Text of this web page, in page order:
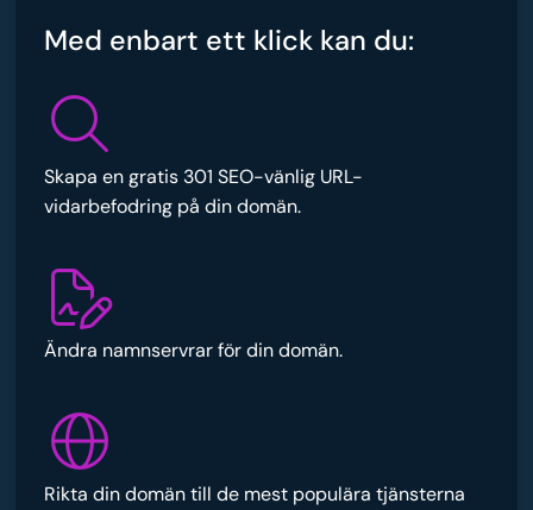
Med enbart ett klick kan du:
Skapa en gratis 301 SEO-vänlig URL-
vidarbefodring på din domän.
Ändra namnservrar för din domän.
Rikta din domän till de mest populära tjänsterna